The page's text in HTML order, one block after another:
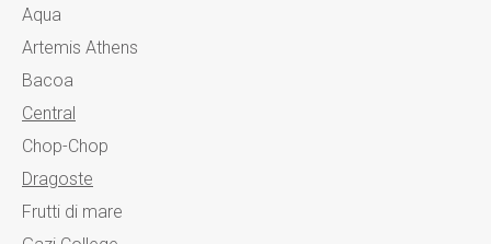
Aqua
Artemis Athens
Bacoa
Central
Chop-Chop
Dragoste
Frutti di mare